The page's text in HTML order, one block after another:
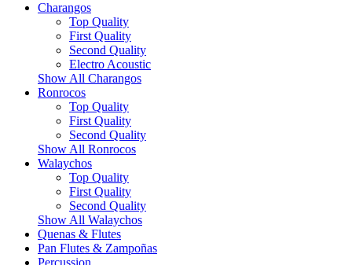
Charangos
Top Quality
First Quality
Second Quality
Electro Acoustic
Show All Charangos
Ronrocos
Top Quality
First Quality
Second Quality
Show All Ronrocos
Walaychos
Top Quality
First Quality
Second Quality
Show All Walaychos
Quenas & Flutes
Pan Flutes & Zampoñas
Percussion